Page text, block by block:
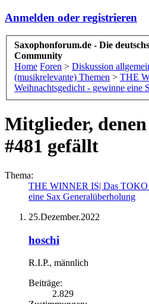
Anmelden oder registrieren
Saxophonforum.de - Die
Community
Home Foren > Diskussion
(musikrelevante) Themen > THE
Weihnachtsgedicht - gewinne eine
Mitglieder,
#481 gefällt
Thema:
THE WINNER IS| Das TOKO
eine Sax Generalüberholung
25.Dezember.2022
hoschi
R.I.P., männlich
Beiträge:
2.829